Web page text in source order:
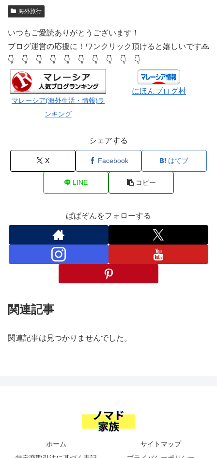
海外旅行
いつもご愛読ありがとうございます！
ブログ運営の応援に！ワンクリック頂けると嬉しいです🙏
👇 👇 👇 👇 👇 👇 👇 👇 👇 👇
マレーシア(海外生活・情報)ラ
ンキング
にほんブログ村
シェアする
X Facebook はてブ
LINE コピー
ぱぱぞんをフォローする
関連記事
関連記事は見つかりませんでした。
ホーム
サイトマップ